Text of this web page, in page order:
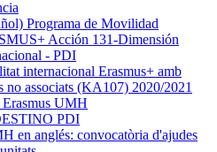
Programa de Movilidad
Acción 131-Dimensión
- PDI
internacional Erasmus+ amb
no associats (KA107) 2020/2021
Erasmus UMH
PDI
en anglés: convocatòria d'ajudes